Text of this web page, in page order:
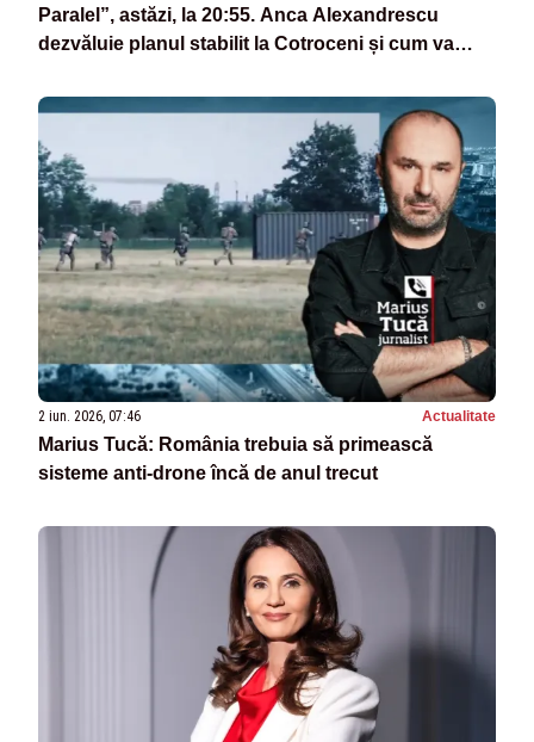
Paralel”, astăzi, la 20:55. Anca Alexandrescu
dezvăluie planul stabilit la Cotroceni și cum va
2 iun. 2026, 07:46 Actualitate
Marius Tucă: România trebuia să primească
sisteme anti-drone încă de anul trecut